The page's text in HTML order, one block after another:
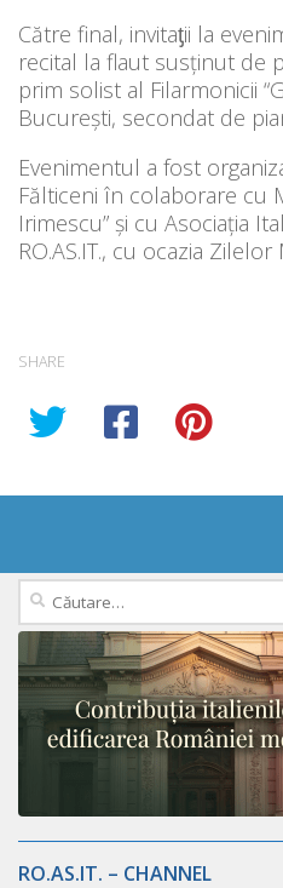
Către final, invitaƫii la
recital la flaut susţinut de
prim solist al Filarmonicii
Bucureşti, secondat de
Evenimentul a fost
Fălticeni în colaborare cu
Irimescu” și cu Asociația
RO.AS.IT., cu ocazia
SHARE
Caută
după:
RO.AS.IT. – CHANNEL